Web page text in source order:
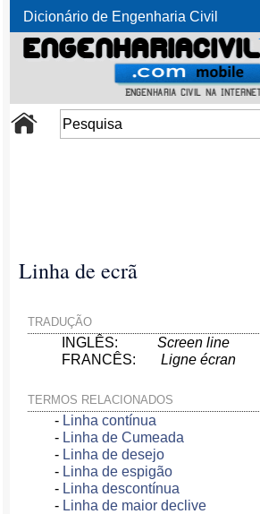
Dicionário de Engenharia Civil
Linha de ecrã
TRADUÇÃO
INGLÊS:Screen line
FRANCÊS:Ligne écran
TERMOS RELACIONADOS
- Linha contínua
- Linha de Cumeada
- Linha de desejo
- Linha de espigão
- Linha descontínua
- Linha de maior declive